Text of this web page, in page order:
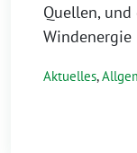
Quellen,
Aktuelles,